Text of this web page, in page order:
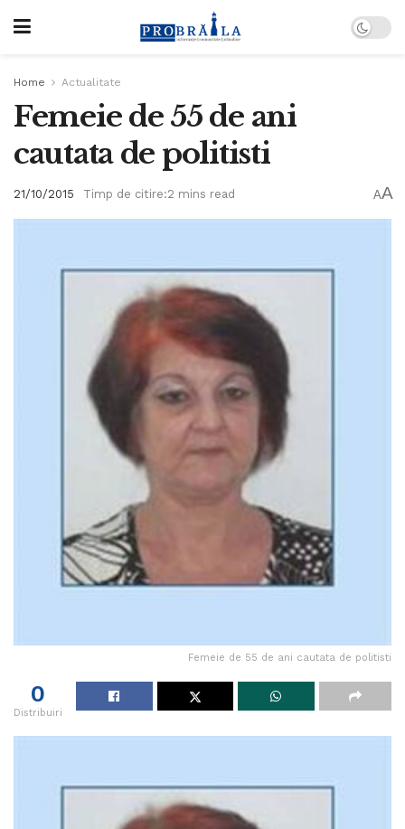
Home Actualitate
Femeie de 55 de ani
cautata de politisti
21/10/2015 Timp de citire:2 mins read AA
Femeie de 55 de ani cautata de politisti
0
Distribuiri